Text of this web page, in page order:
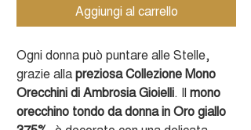
Aggiungi al carrello
Ogni donna può puntare alle Stelle,
grazie allapreziosa Collezione Mono
Orecchini di Ambrosia Gioielli. Il mono
orecchino tondo da donna in Oro giallo